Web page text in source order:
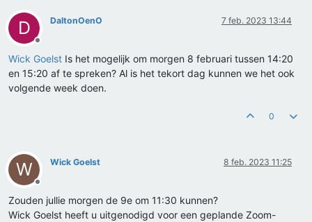
D
Offline
DaltonOenO 7 feb. 2023 13:44
Wick Goelst Is het mogelijk om morgen 8 februari tussen 14:20
en 15:20 af te spreken? Al is het tekort dag kunnen we het ook
volgende week doen.
0
W
Offline
Wick Goelst 8 feb. 2023 11:25
Zouden jullie morgen de 9e om 11:30 kunnen?
Wick Goelst heeft u uitgenodigd voor een geplande Zoom-